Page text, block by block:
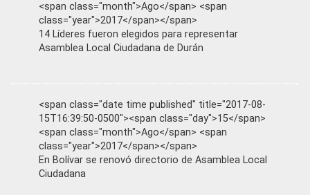
<span class="month">Ago</span> <span
class="year">2017</span></span>
14 Líderes fueron elegidos para representar
Asamblea Local Ciudadana de Durán
<span class="date time published" title="2017-08-
15T16:39:50-0500"><span class="day">15</span>
<span class="month">Ago</span> <span
class="year">2017</span></span>
En Bolívar se renovó directorio de Asamblea Local
Ciudadana